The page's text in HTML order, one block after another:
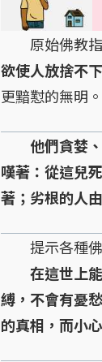
原始佛教指
欲使人放捨不
更黯懟的無明
他們貪婪
嘆著：從這兒
著；劣根的人
提示各種佛
在這世上
縛，不會有憂
的真相，而小